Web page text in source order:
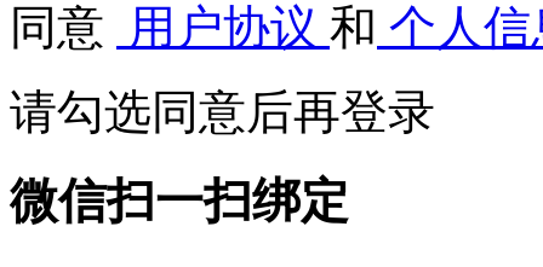
同意 用户协议 和 个人
请勾选同意后再登录
微信扫一扫绑定